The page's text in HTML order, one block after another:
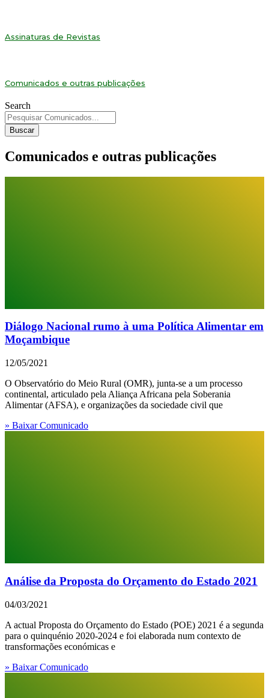
Assinaturas de Revistas
Comunicados e outras publicações
Search
Buscar
Comunicados e outras publicações
Diálogo Nacional rumo à uma Política Alimentar em
Moçambique
12/05/2021
O Observatório do Meio Rural (OMR), junta-se a um processo
continental, articulado pela Aliança Africana pela Soberania
Alimentar (AFSA), e organizações da sociedade civil que
» Baixar Comunicado
Análise da Proposta do Orçamento do Estado 2021
04/03/2021
A actual Proposta do Orçamento do Estado (POE) 2021 é a segunda
para o quinquénio 2020-2024 e foi elaborada num contexto de
transformações económicas e
» Baixar Comunicado